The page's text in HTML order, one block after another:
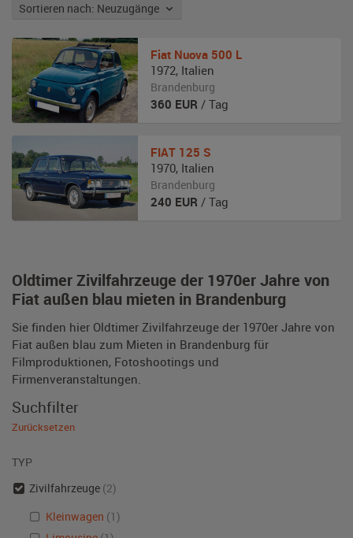
Sortieren nach: Neuzugänge
Oldtimer Zivilfahrzeuge der 1970er Jahre von
Fiat außen blau mieten in Brandenburg
Sie finden hier Oldtimer Zivilfahrzeuge der 1970er Jahre von
Fiat außen blau zum Mieten in Brandenburg für
Filmproduktionen, Fotoshootings und
Firmenveranstaltungen.
Fiat Nuova 500 L
1972, Italien
Brandenburg
360 EUR / Tag
FIAT 125 S
1970, Italien
Brandenburg
240 EUR / Tag
Suchfilter
Zurücksetzen
TYP
Zivilfahrzeuge (2)
Kleinwagen (1)